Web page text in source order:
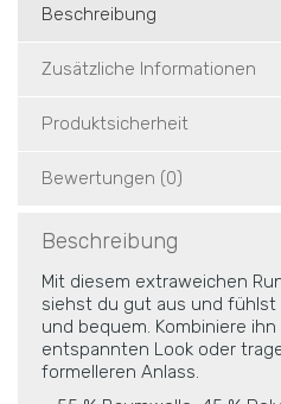
Beschreibung
Zusätzliche Informationen
Produktsicherheit
Bewertungen (0)
Beschreibung
Mit diesem extraweichen
siehst du gut aus und fühlst
und bequem. Kombiniere
entspannten Look oder
formelleren Anlass.